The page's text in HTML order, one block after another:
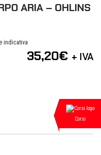
ARIA – OHLINS
indicativa
35,20€ + IVA
Corsi